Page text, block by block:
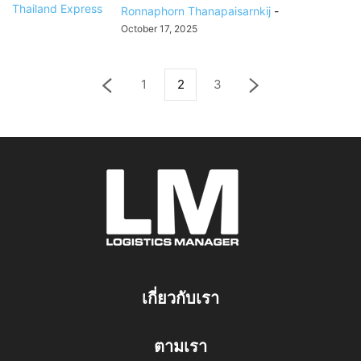
Ronnaphorn Thanapaisarnkij -
October 17, 2025
1 2 3
เกี่ยวกับเรา
ตามเรา